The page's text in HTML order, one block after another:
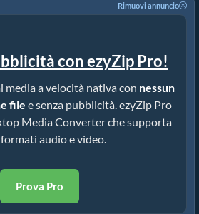
Rimuovi annuncio
con ezyZip Pro!
a velocità nativa con nessun
file e senza pubblicità. ezyZip Pro
Media Converter che supporta
audio e video.
Prova Pro